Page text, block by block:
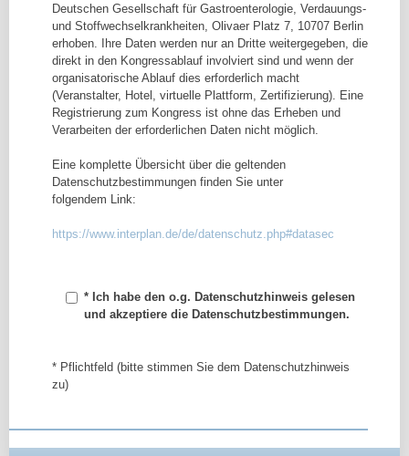
Deutschen Gesellschaft für Gastroenterologie, Verdauungs-
und Stoffwechselkrankheiten, Olivaer Platz 7, 10707 Berlin
erhoben. Ihre Daten werden nur an Dritte weitergegeben, die
direkt in den Kongressablauf involviert sind und wenn der
organisatorische Ablauf dies erforderlich macht
(Veranstalter, Hotel, virtuelle Plattform, Zertifizierung). Eine
Registrierung zum Kongress ist ohne das Erheben und
Verarbeiten der erforderlichen Daten nicht möglich.
Eine komplette Übersicht über die geltenden
Datenschutzbestimmungen finden Sie unter
folgendem Link:
https://www.interplan.de/de/datenschutz.php#datasec
* Ich habe den o.g. Datenschutzhinweis gelesen
und akzeptiere die Datenschutzbestimmungen.
* Pflichtfeld (bitte stimmen Sie dem Datenschutzhinweis
zu)